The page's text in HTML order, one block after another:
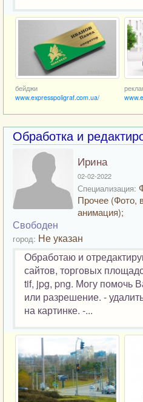
бейджи
www.expresspoligraf.com.ua/
Обработка и
Ирина
02-02-2022
Специализация:
Прочее (Фото,
анимация);
Свободен
город: Не указан
Обработаю и
сайтов, торговых
tif, jpg, png. Могу помочь
или разрешение. -
на картинке. -...